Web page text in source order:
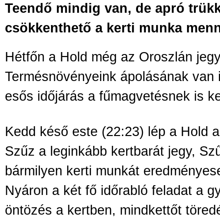
Teendő mindig van, de apró
csökkenthető a kerti munka
Hétfőn a Hold még az Oroszlán
Termésnövényeink ápolásának
esős időjárás a fűmagvetésnek is
Kedd késő este (22:23) lép a Hold
Szűz a leginkább kertbarát jegy,
bármilyen kerti munkát
Nyáron a két fő időrabló feladat a
öntözés a kertben, mindkettőt